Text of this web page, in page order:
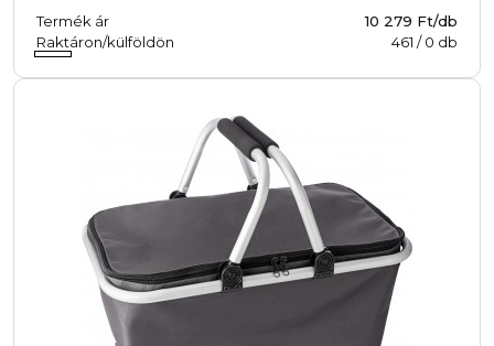
Termék ár
10 279 Ft/db
Raktáron/külföldön
461 /0 db